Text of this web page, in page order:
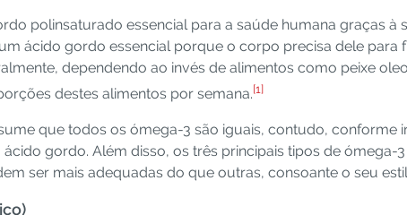
polinsaturado essencial para a saúde humana graças
ácido gordo essencial porque o corpo precisa dele
dependendo ao invés de alimentos como peixe
destes alimentos por semana.[1]
que todos os ómega-3 são iguais, contudo,
gordo. Além disso, os três principais tipos de ómega-
ser mais adequadas do que outras, consoante o seu